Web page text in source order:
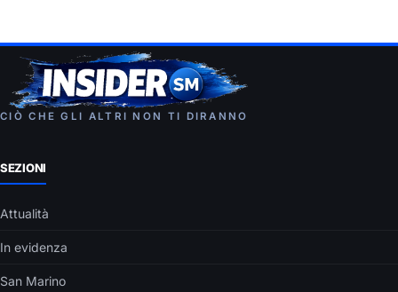
CIÒ CHE GLI ALTRI NON TI DIRANNO
SEZIONI
Attualità
In evidenza
San Marino